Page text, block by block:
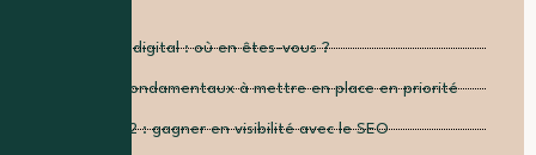
TPE et digital : où en êtes-vous ?
Les 3 fondamentaux à mettre en place en priorité
Phase 2 : gagner en visibilité avec le SEO